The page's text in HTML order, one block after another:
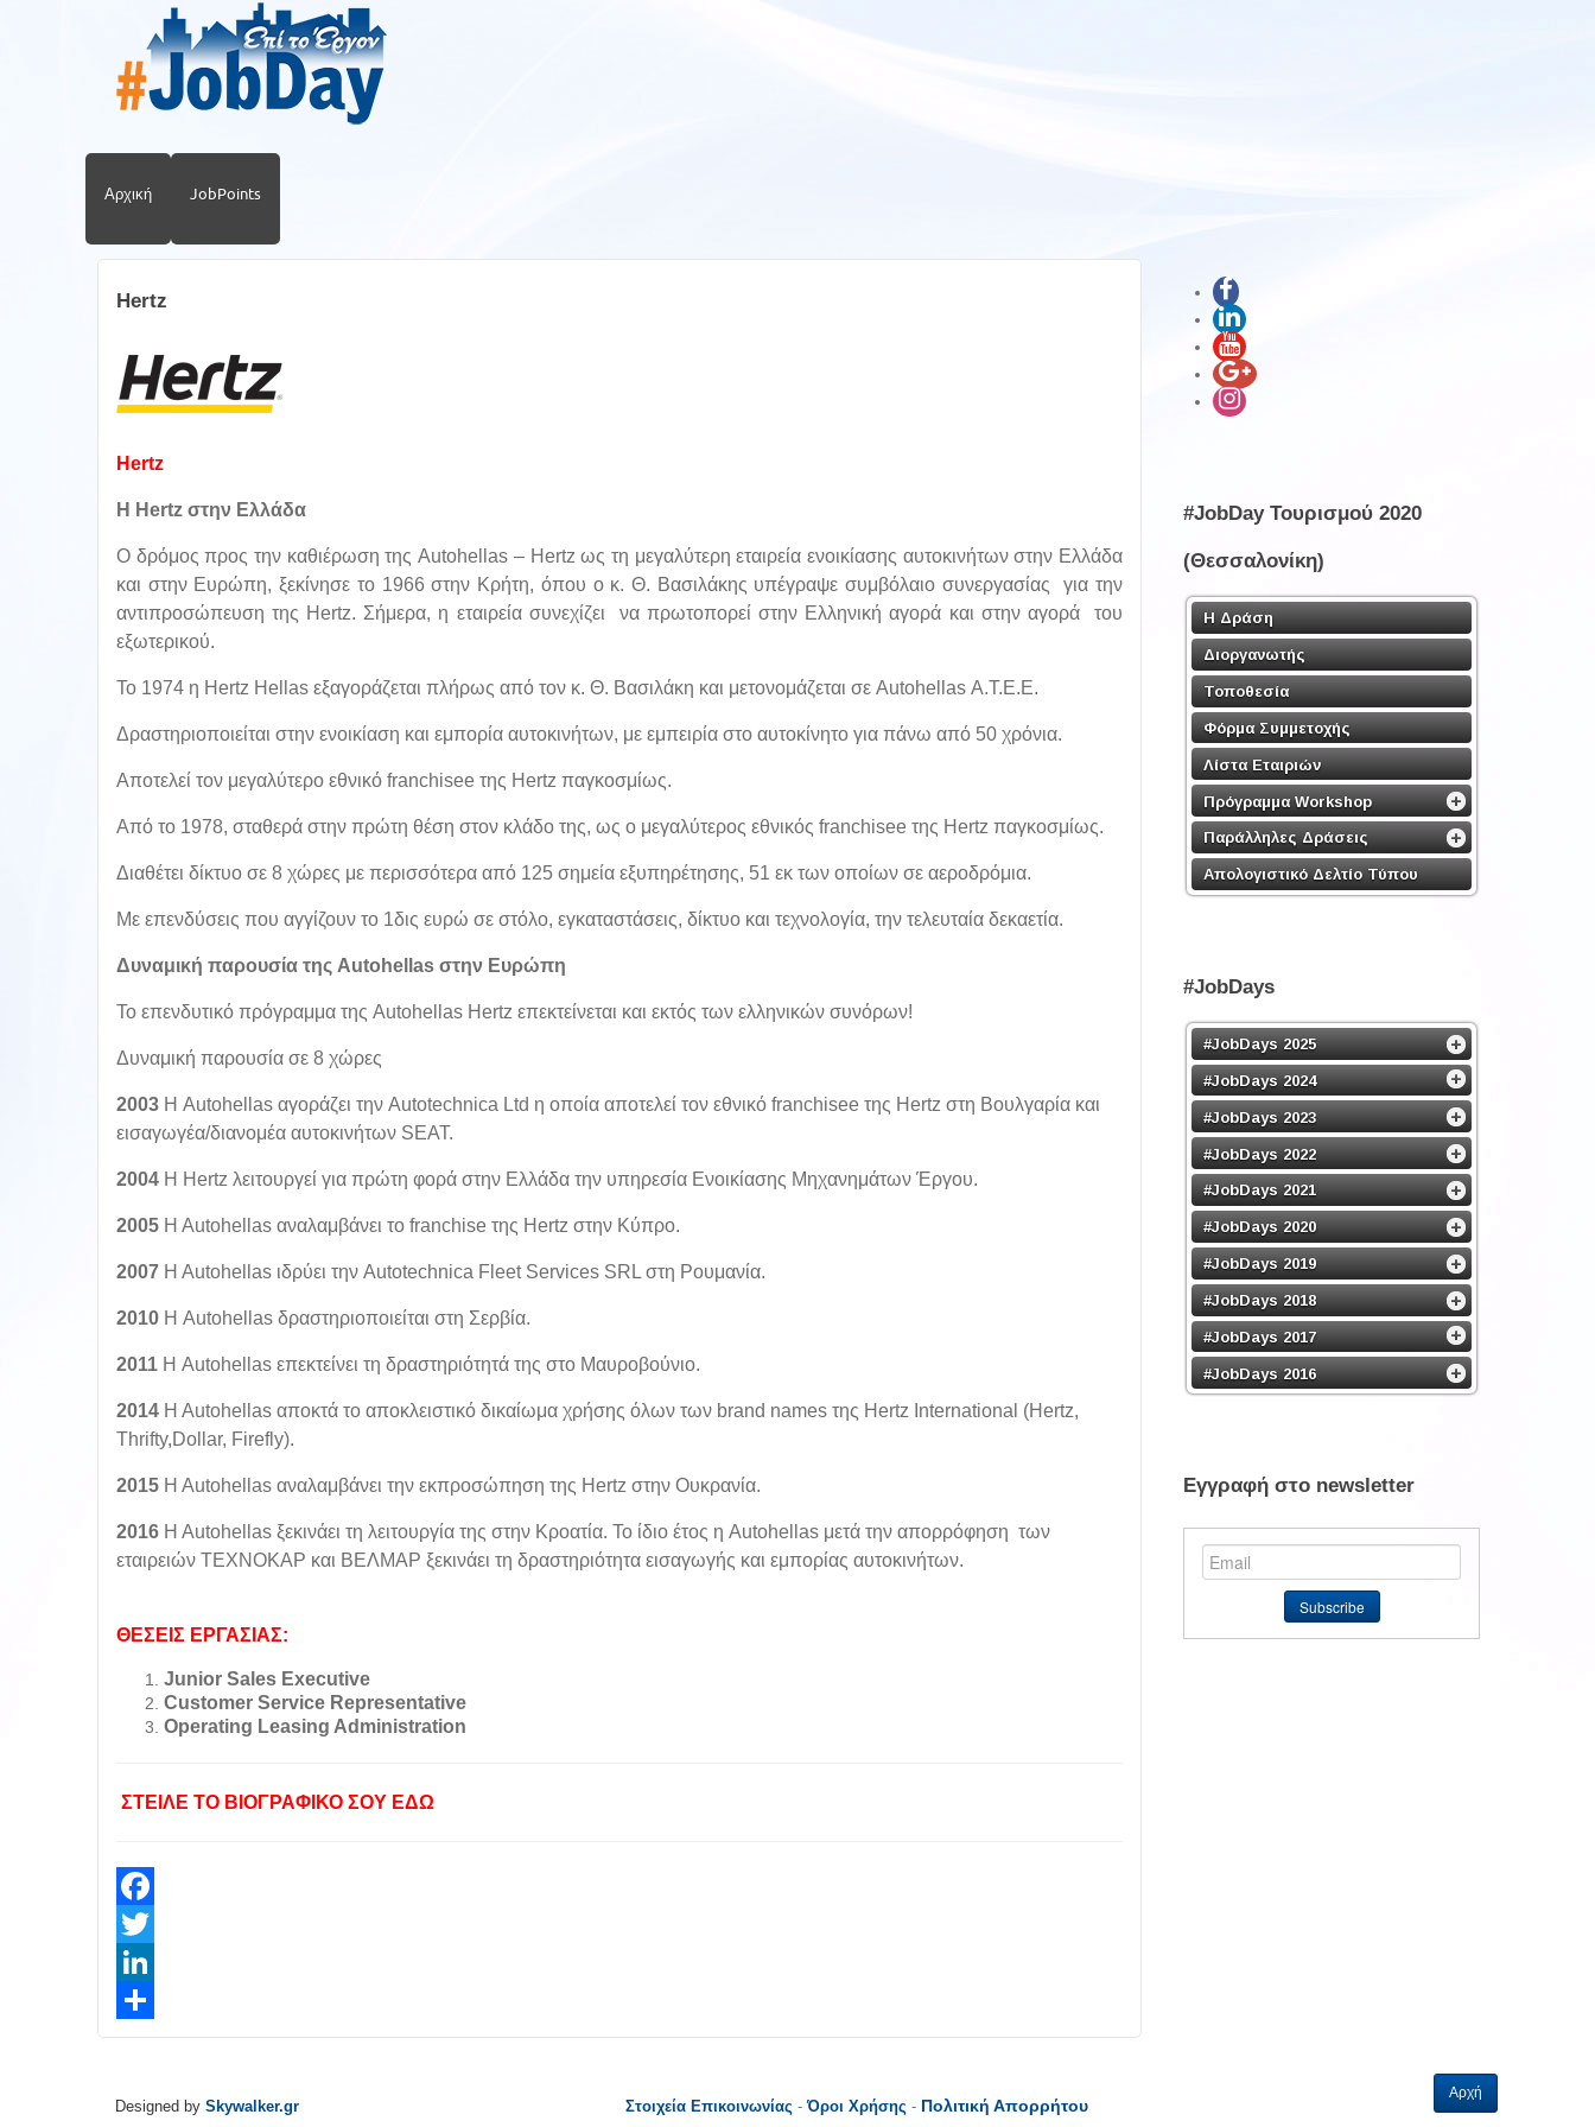
Αρχική JobPoints
Hertz
Hertz
Η Hertz στην Ελλάδα
Ο δρόμος προς την καθιέρωση της Autohellas – Hertz ως τη μεγαλύτερη εταιρεία ενοικίασης αυτοκινήτων στην Ελλάδα
και στην Ευρώπη, ξεκίνησε το 1966 στην Κρήτη, όπου ο κ. Θ. Βασιλάκης υπέγραψε συμβόλαιο συνεργασίας για την
αντιπροσώπευση της Hertz. Σήμερα, η εταιρεία συνεχίζει να πρωτοπορεί στην Ελληνική αγορά και στην αγορά του
εξωτερικού.
Το 1974 η Hertz Hellas εξαγοράζεται πλήρως από τον κ. Θ. Βασιλάκη και μετονομάζεται σε Autohellas Α.Τ.Ε.Ε.
Δραστηριοποιείται στην ενοικίαση και εμπορία αυτοκινήτων, με εμπειρία στο αυτοκίνητο για πάνω από 50 χρόνια.
Αποτελεί τον μεγαλύτερο εθνικό franchisee της Hertz παγκοσμίως.
Aπό το 1978, σταθερά στην πρώτη θέση στον κλάδο της, ως ο μεγαλύτερος εθνικός franchisee της Hertz παγκοσμίως.
Διαθέτει δίκτυο σε 8 χώρες με περισσότερα από 125 σημεία εξυπηρέτησης, 51 εκ των οποίων σε αεροδρόμια.
Με επενδύσεις που αγγίζουν το 1δις ευρώ σε στόλο, εγκαταστάσεις, δίκτυο και τεχνολογία, την τελευταία δεκαετία.
Δυναμική παρουσία της Autohellas στην Ευρώπη
Το επενδυτικό πρόγραμμα της Autohellas Hertz επεκτείνεται και εκτός των ελληνικών συνόρων!
Δυναμική παρουσία σε 8 χώρες
2003 Η Autohellas αγοράζει την Autotechnica Ltd η οποία αποτελεί τον εθνικό franchisee της Hertz στη Βουλγαρία και
εισαγωγέα/διανομέα αυτοκινήτων SEAT.
2004 Η Hertz λειτουργεί για πρώτη φορά στην Ελλάδα την υπηρεσία Ενοικίασης Μηχανημάτων Έργου.
2005 Η Αutohellas αναλαμβάνει το franchise της Hertz στην Κύπρο.
2007 Η Αutohellas ιδρύει την Autotechnica Fleet Services SRL στη Ρουμανία.
2010 Η Autohellas δραστηριοποιείται στη Σερβία.
2011 Η Autohellas επεκτείνει τη δραστηριότητά της στο Μαυροβούνιο.
2014 H Autohellas αποκτά το αποκλειστικό δικαίωμα χρήσης όλων των brand names της Hertz International (Hertz,
Thrifty,Dollar, Firefly).
2015 Η Αutohellas αναλαμβάνει την εκπροσώπηση της Hertz στην Ουκρανία.
2016 Η Αutohellas ξεκινάει τη λειτουργία της στην Κροατία. To ίδιο έτος η Autohellas μετά την απορρόφηση των
εταιρειών TEΧΝΟΚΑΡ και BEΛΜΑΡ ξεκινάει τη δραστηριότητα εισαγωγής και εμπορίας αυτοκινήτων.
ΘΕΣΕΙΣ ΕΡΓΑΣΙΑΣ:
Junior Sales Executive
Customer Service Representative
Operating Leasing Administration
ΣΤΕΙΛΕ ΤΟ ΒΙΟΓΡΑΦΙΚΟ ΣΟΥ ΕΔΩ
Facebook
Twitter
LinkedIn
Share
#JobDay Τουρισμού 2020
(Θεσσαλονίκη)
Η Δράση
Διοργανωτής
Τοποθεσία
Φόρμα Συμμετοχής
Λίστα Εταιριών
Πρόγραμμα Workshop
Παράλληλες Δράσεις
Απολογιστικό Δελτίο Τύπου
#JobDays
#JobDays 2025
#JobDays 2024
#JobDays 2023
#JobDays 2022
#JobDays 2021
#JobDays 2020
#JobDays 2019
#JobDays 2018
#JobDays 2017
#JobDays 2016
Εγγραφή στο newsletter
Designed by Skywalker.gr Στοιχεία Επικοινωνίας -Όροι Χρήσης - Πολιτική Απορρήτου
Αρχή